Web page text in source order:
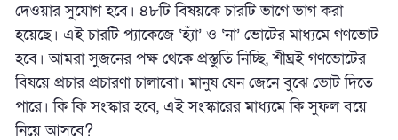
দেওয়ার সুযোগ হবে। ৪৮টি বিষয়কে চারটি ভাগে ভাগ করা
হয়েছে। এই চারটি প্যাকেজে ‘হ্যাঁ’ ও ‘না’ ভোটের মাধ্যমে গণভোট
হবে। আমরা সুজনের পক্ষ থেকে প্রস্তুতি নিচ্ছি, শীঘ্রই গণভোটের
বিষয়ে প্রচার প্রচারণা চালাবো। মানুষ যেন জেনে বুঝে ভোট দিতে
পারে। কি কি সংস্কার হবে, এই সংস্কারের মাধ্যমে কি সুফল বয়ে
নিয়ে আসবে?